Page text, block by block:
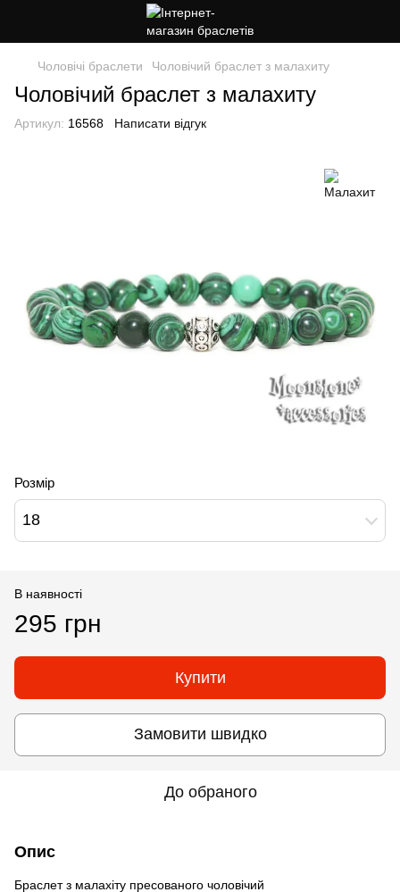
Чоловічі браслети Чоловічий браслет з малахиту
Чоловічий браслет з малахиту
Артикул: 16568 Написати відгук
Розмір
18
В наявності
295 грн
Купити
Замовити швидко
До обраного
Опис
Браслет з малахіту пресованого чоловічий